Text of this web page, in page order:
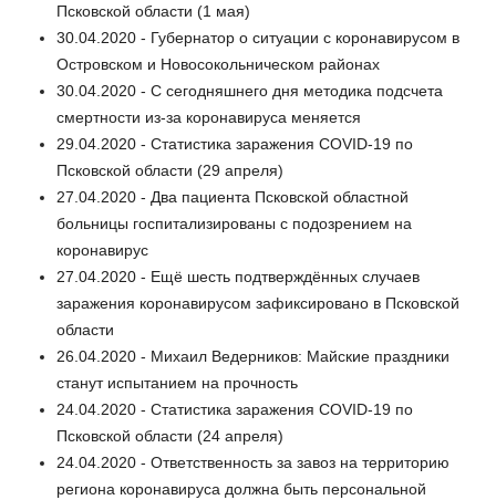
Псковской области (1 мая)
30.04.2020 - Губернатор о ситуации с коронавирусом в
Островском и Новосокольническом районах
30.04.2020 - С сегодняшнего дня методика подсчета
смертности из-за коронавируса меняется
29.04.2020 - Статистика заражения COVID-19 по
Псковской области (29 апреля)
27.04.2020 - Два пациента Псковской областной
больницы госпитализированы с подозрением на
коронавирус
27.04.2020 - Ещё шесть подтверждённых случаев
заражения коронавирусом зафиксировано в Псковской
области
26.04.2020 - Михаил Ведерников: Майские праздники
станут испытанием на прочность
24.04.2020 - Статистика заражения COVID-19 по
Псковской области (24 апреля)
24.04.2020 - Ответственность за завоз на территорию
региона коронавируса должна быть персональной